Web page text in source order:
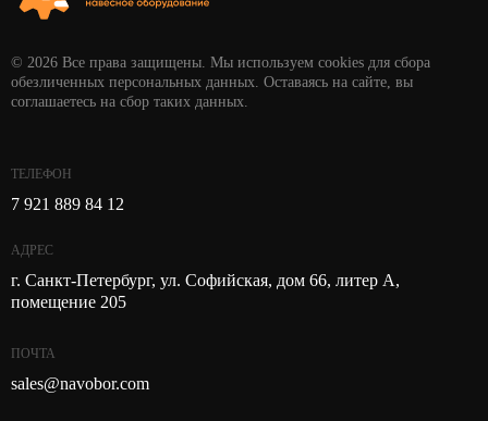
© 2026 Все права защищены. Мы используем cookies для сбора
обезличенных персональных данных. Оставаясь на сайте, вы
соглашаетесь на сбор таких данных.
ТЕЛЕФОН
7 921 889 84 12
АДРЕС
г. Санкт-Петербург, ул. Софийская, дом 66, литер А,
помещение 205
ПОЧТА
sales@navobor.com